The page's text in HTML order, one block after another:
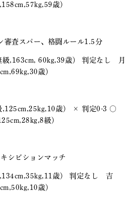
歳）
審査スパー、格闘ルール1.5分
,163cm, 60kg,39歳） 判定なし 月
歳）
,125cm,25kg,10歳） × 判定0-3 〇
級）
シビションマッチ
歳） 判定なし 吉
歳）